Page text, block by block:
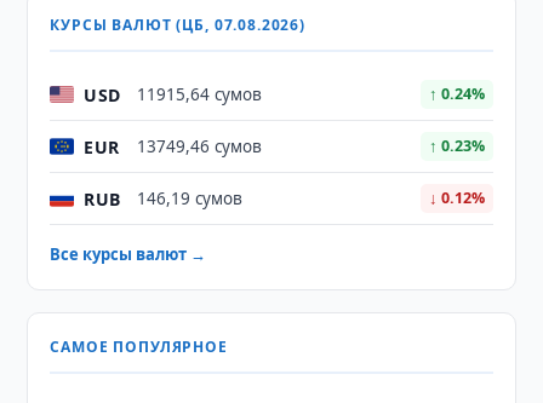
КУРСЫ ВАЛЮТ (ЦБ, 07.08.2026)
USD 11915,64 сумов ↑ 0.24%
EUR 13749,46 сумов ↑ 0.23%
RUB 146,19 сумов ↓ 0.12%
Все курсы валют →
САМОЕ ПОПУЛЯРНОЕ